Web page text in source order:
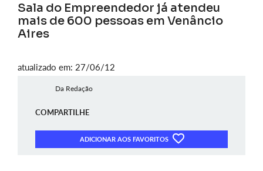
Sala do Empreendedor já atendeu
mais de 600 pessoas em Venâncio
Aires
atualizado em: 27/06/12
Da Redação
COMPARTILHE
ADICIONAR AOS FAVORITOS